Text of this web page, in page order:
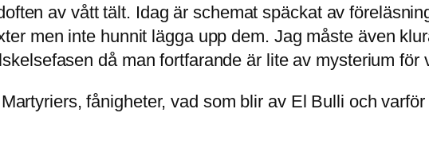
av vått tält. Idag är schemat späckat av
men inte hunnit lägga upp dem. Jag måste även
då man fortfarande är lite av mysterium för
fånigheter, vad som blir av El Bulli och